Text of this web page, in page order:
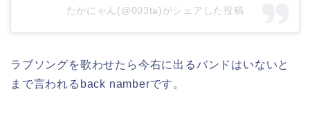
たかにゃん(@003ta)がシェアした投稿
ラブソングを歌わせたら今右に出るバンドはいないと
まで言われるback namberです。